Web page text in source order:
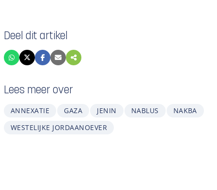
Deel dit artikel
Lees meer over
ANNEXATIE GAZA JENIN NABLUS
NAKBA
WESTELIJKE JORDAANOEVER